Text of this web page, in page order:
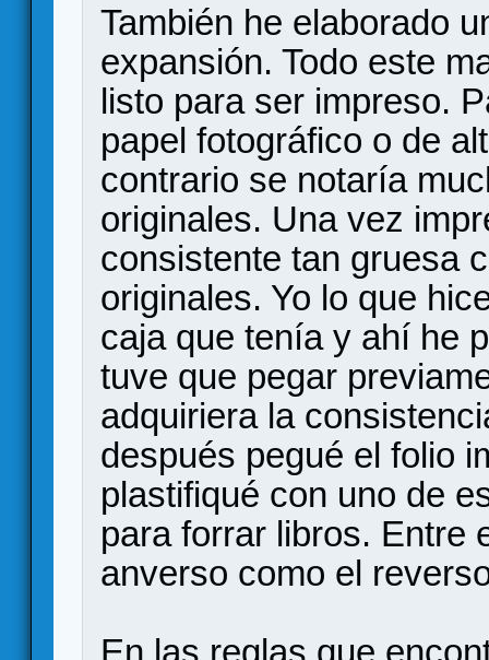
También he elaborado
expansión. Todo este
listo para ser impreso.
papel fotográfico o de
contrario se notaría
originales. Una vez
consistente tan gruesa
originales. Yo lo que
caja que tenía y ahí he
tuve que pegar
adquiriera la
después pegué el folio
plastifiqué con uno de
para forrar libros. Entre
anverso como el
En las reglas que